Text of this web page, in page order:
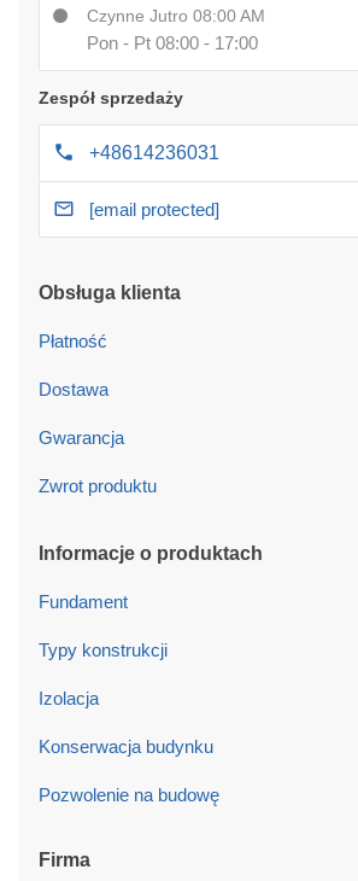
Czynne Jutro 08:00 AM
Pon - Pt 08:00 - 17:00
Zespół sprzedaży
+48614236031
[email protected]
Obsługa klienta
Płatność
Dostawa
Gwarancja
Zwrot produktu
Informacje o produktach
Fundament
Typy konstrukcji
Izolacja
Konserwacja budynku
Pozwolenie na budowę
Firma